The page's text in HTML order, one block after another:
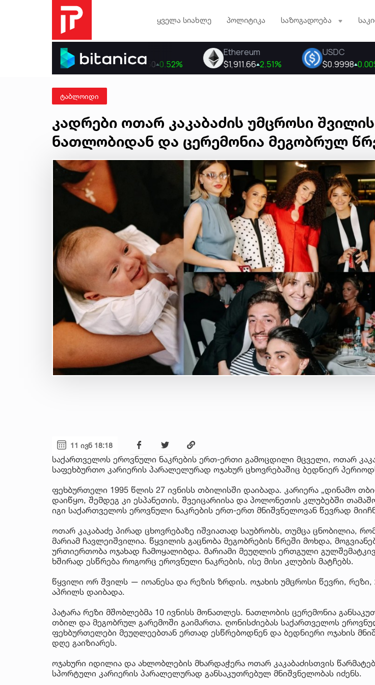
ყველა სიახლე პოლიტიკა საზოგადოება
ტაბლოიდი
კადრები ოთარ კაკაბაძის უმცროსი შვილის
ნათლობიდან და ცერემონია მეგობრულ
11 ივნ 18:18
საქართველოს ეროვნული ნაკრების ერთ-ერთი გამოცდილი მცველი, ოთარ
საფეხბურთო კარიერის პარალელურად ოჯახურ ცხოვრებაშიც ბედნიერ
ფეხბურთელი 1995 წლის 27 ივნისს თბილისში დაიბადა. კარიერა „დინამო
დაიწყო, შემდეგ კი ესპანეთის, შვეიცარიისა და პოლონეთის კლუბებში
იგი საქართველოს ეროვნული ნაკრების ერთ-ერთ მნიშვნელოვან წევრად
ოთარ კაკაბაძე პირად ცხოვრებაზე იშვიათად საუბრობს, თუმცა ცნობილია,
მარიამ ჩავლეიშვილია. წყვილის გაცნობა მეგობრების წრეში მოხდა,
ურთიერთობა ოჯახად ჩამოყალიბდა. მარიამი მეუღლის ერთგული
ხშირად ესწრება როგორც ეროვნული ნაკრების, ისე მისი კლუბის მატჩებს.
წყვილი ორ შვილს — იოანესა და რეზის ზრდის. ოჯახის უმცროსი წევრი, რეზი,
აპრილს დაიბადა.
პატარა რეზი მშობლებმა 10 ივნისს მონათლეს. ნათლობის ცერემონია
თბილ და მეგობრულ გარემოში გაიმართა. ღონისძიებას საქართველოს
ფეხბურთელები მეუღლეებთან ერთად ესწრებოდნენ და ბედნიერი ოჯახის
დღე გაიზიარეს.
ოჯახური იდილია და ახლობლების მხარდაჭერა ოთარ კაკაბაძისთვის
სპორტული კარიერის პარალელურად განსაკუთრებულ მნიშვნელობას იძენს.